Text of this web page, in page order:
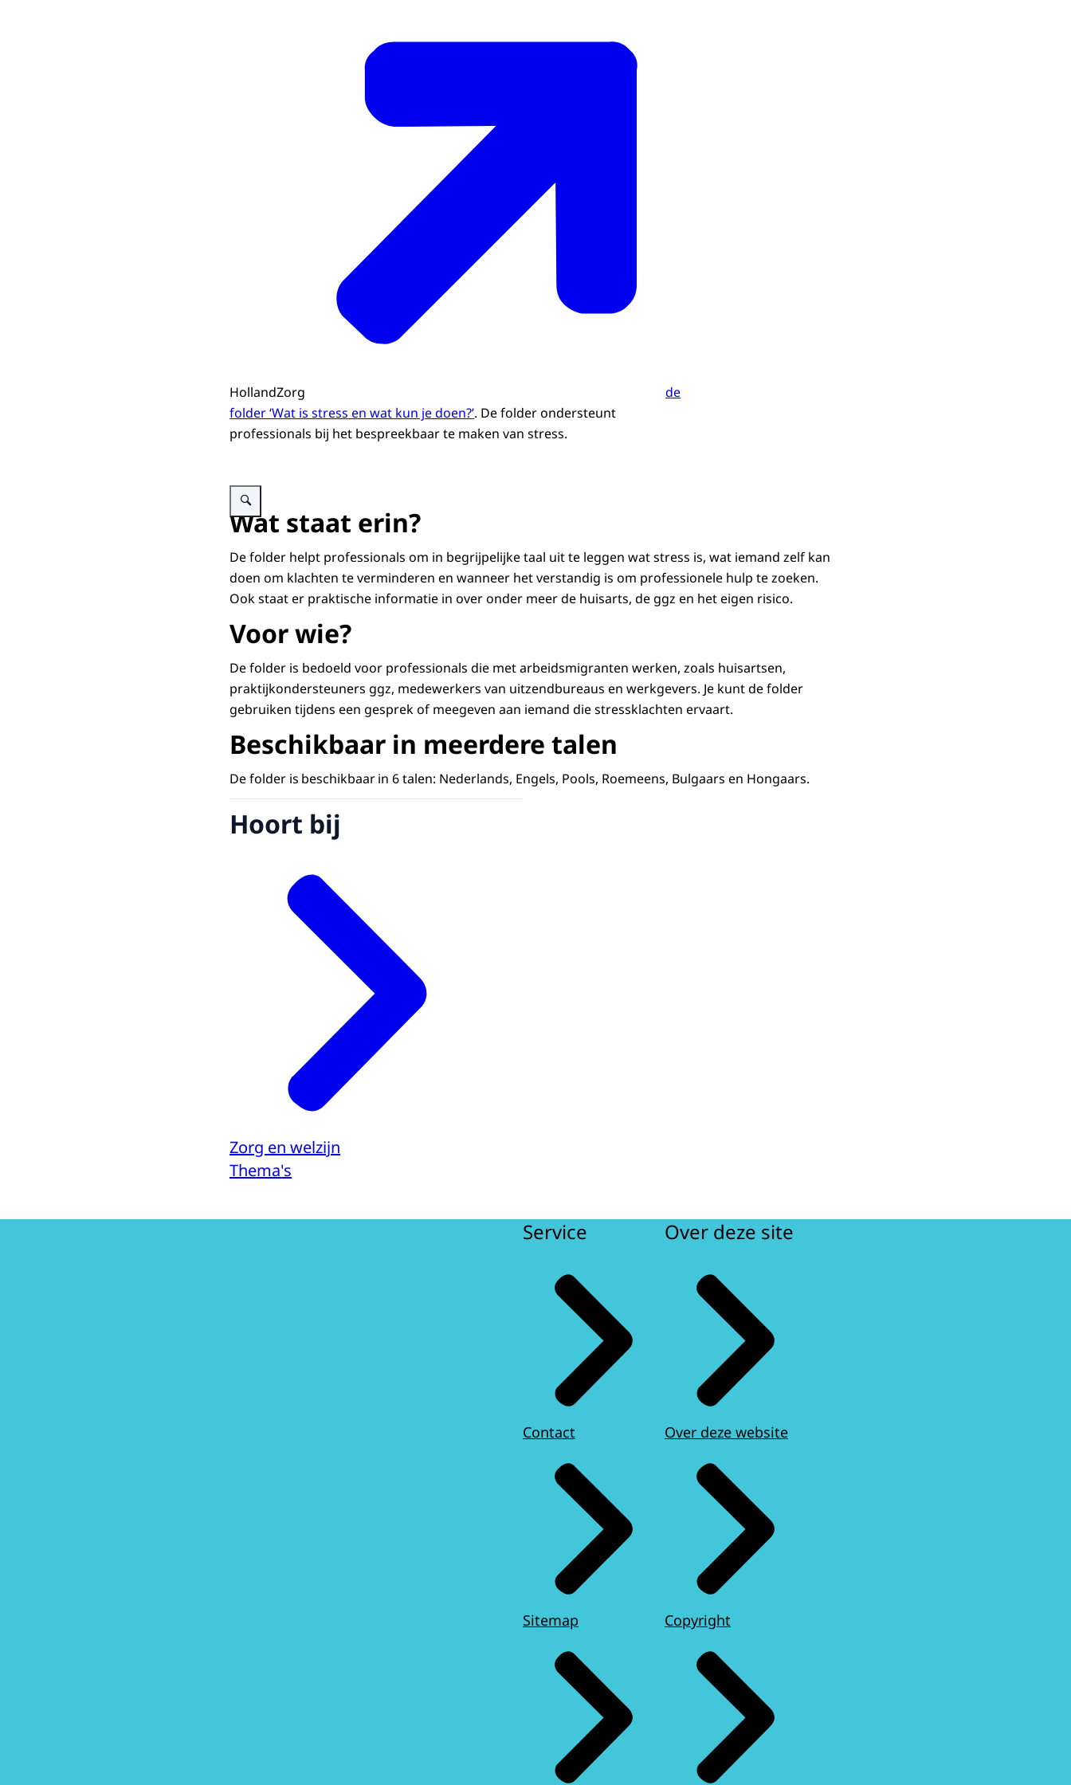
HollandZorg
de
folder ‘Wat is stress en wat kun je doen?’. De folder ondersteunt
professionals bij het bespreekbaar te maken van stress.
Vergroot afbeelding Voorpagina van de folder met daarop de tekst 'Wat is stress en wat kun je doen? Informatie over mentale gezondheid voor arbeidsmigranten'
Wat staat erin?
De folder helpt professionals om in begrijpelijke taal uit te leggen wat stress is, wat iemand zelf kan
doen om klachten te verminderen en wanneer het verstandig is om professionele hulp te zoeken.
Ook staat er praktische informatie in over onder meer de huisarts, de ggz en het eigen risico.
Voor wie?
De folder is bedoeld voor professionals die met arbeidsmigranten werken, zoals huisartsen,
praktijkondersteuners ggz, medewerkers van uitzendbureaus en werkgevers. Je kunt de folder
gebruiken tijdens een gesprek of meegeven aan iemand die stressklachten ervaart.
Beschikbaar in meerdere talen
De folder is beschikbaar in 6 talen: Nederlands, Engels, Pools, Roemeens, Bulgaars en Hongaars.
Hoort bij
Zorg en welzijn
Thema's
Service
Contact
Sitemap
Over deze site
Over deze website
Copyright